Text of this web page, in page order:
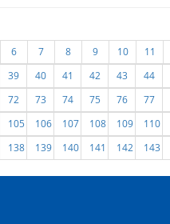
6 7 8 9 10 11
39 40 41 42 43 44
72 73 74 75 76 77
105 106 107 108 109 110
138 139 140 141 142 143